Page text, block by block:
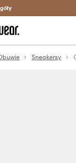
Oszczędzaj z Answear Club >
Sneakersy